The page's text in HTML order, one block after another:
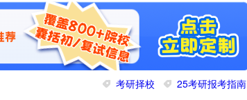
考研择校 25考研报考指南